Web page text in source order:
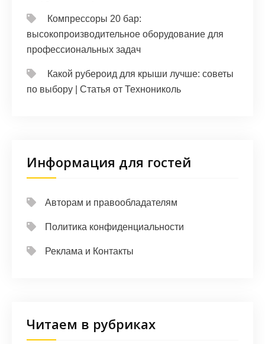
Компрессоры 20 бар:
высокопроизводительное оборудование для
профессиональных задач
Какой рубероид для крыши лучше: советы
по выбору | Статья от Технониколь
Информация для гостей
Авторам и правообладателям
Политика конфиденциальности
Реклама и Контакты
Читаем в рубриках